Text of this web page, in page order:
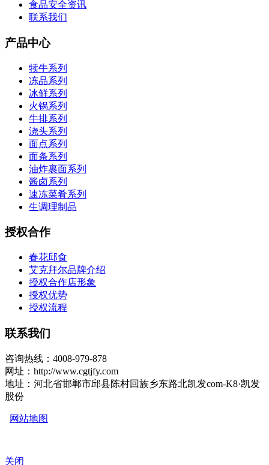
食品安全资讯
联系我们
产品中心
犊牛系列
冻品系列
冰鲜系列
火锅系列
牛排系列
浇头系列
面点系列
面条系列
油炸裹面系列
酱卤系列
速冻菜肴系列
生调理制品
授权合作
春花邱食
艾克拜尔品牌介绍
授权合作店形象
授权优势
授权流程
联系我们
咨询热线：4008-979-878
网址：http://www.cgtjfy.com
地址：河北省邯郸市邱县陈村回族乡东路北凯发com-K8·凯发
股份
网站地图
关闭